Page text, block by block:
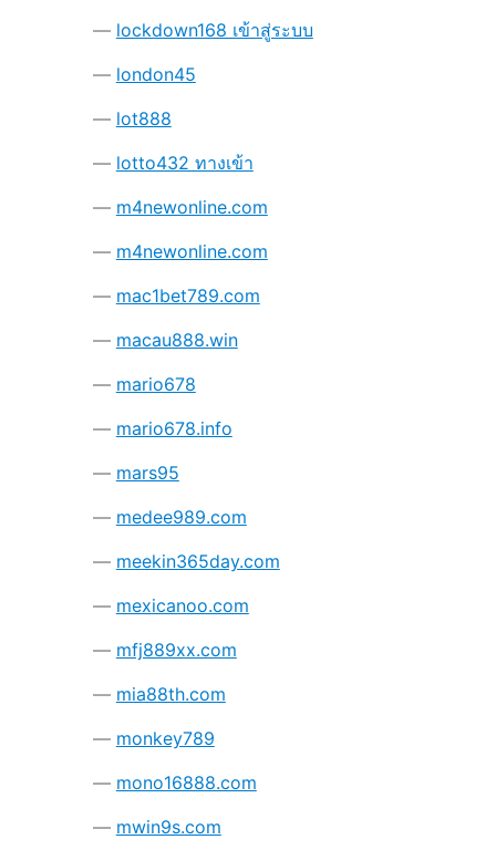
lockdown168 เข้าสู่ระบบ
london45
lot888
lotto432 ทางเข้า
m4newonline.com
m4newonline.com
mac1bet789.com
macau888.win
mario678
mario678.info
mars95
medee989.com
meekin365day.com
mexicanoo.com
mfj889xx.com
mia88th.com
monkey789
mono16888.com
mwin9s.com